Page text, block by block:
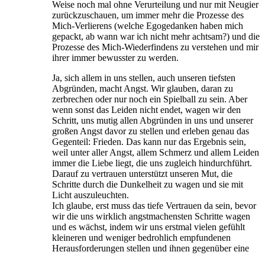
Weise noch mal ohne Verurteilung und nur mit Neugier
zurückzuschauen, um immer mehr die Prozesse des
Mich-Verlierens (welche Egogedanken haben mich
gepackt, ab wann war ich nicht mehr achtsam?) und die
Prozesse des Mich-Wiederfindens zu verstehen und mir
ihrer immer bewusster zu werden.
Ja, sich allem in uns stellen, auch unseren tiefsten
Abgründen, macht Angst. Wir glauben, daran zu
zerbrechen oder nur noch ein Spielball zu sein. Aber
wenn sonst das Leiden nicht endet, wagen wir den
Schritt, uns mutig allen Abgründen in uns und unserer
großen Angst davor zu stellen und erleben genau das
Gegenteil: Frieden. Das kann nur das Ergebnis sein,
weil unter aller Angst, allem Schmerz und allem Leiden
immer die Liebe liegt, die uns zugleich hindurchführt.
Darauf zu vertrauen unterstützt unseren Mut, die
Schritte durch die Dunkelheit zu wagen und sie mit
Licht auszuleuchten.
Ich glaube, erst muss das tiefe Vertrauen da sein, bevor
wir die uns wirklich angstmachensten Schritte wagen
und es wächst, indem wir uns erstmal vielen gefühlt
kleineren und weniger bedrohlich empfundenen
Herausforderungen stellen und ihnen gegenüber eine